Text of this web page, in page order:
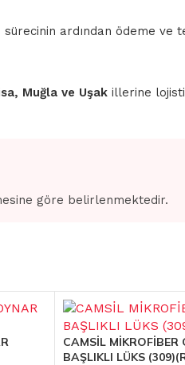
ardından ödeme ve
Muğla ve Uşak illerine
göre belirlenmektedir.
CAMSİL MİKROFİBER
BAŞLIKLI LÜKS